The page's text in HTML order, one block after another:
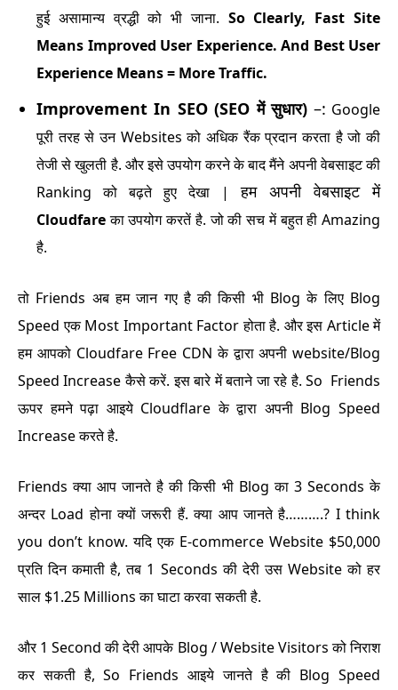
हुई असामान्य व्रद्धी को भी जाना. So Clearly, Fast Site
Means Improved User Experience. And Best User
Experience Means = More Traffic.
Improvement In SEO (SEO में सुधार) –: Google
पूरी तरह से उन Websites को अधिक रैंक प्रदान करता है जो की
तेजी से खुलती है. और इसे उपयोग करने के बाद मैंने अपनी वेबसाइट की
Ranking को बढ़ते हुए देखा |हम अपनी वेबसाइट में
Cloudfareका उपयोग करतें है. जो की सच में बहुत ही Amazing
है.
तो Friends अब हम जान गए है की किसी भी Blog के लिए Blog
Speed एक Most Important Factor होता है. और इस Article में
हम आपको Cloudfare Free CDN के द्वारा अपनी website/Blog
Speed Increase कैसे करें. इस बारे में बताने जा रहे है. So Friends
ऊपर हमने पढ़ा आइये Cloudflare के द्वारा अपनी Blog Speed
Increase करते है.
Friends क्या आप जानते है की किसी भी Blog का 3 Seconds के
अन्दर Load होना क्यों जरूरी हैं.क्या आप जानते है……….? I think
you don’t know.यदि एक E-commerce Website $50,000
प्रति दिन कमाती है, तब 1 Seconds की देरी उस Website को हर
साल $1.25 Millions का घाटा करवा सकती है.
और 1 Second की देरी आपके Blog / Website Visitors को निराश
कर सकती है,So Friends आइये जानते है की Blog Speed